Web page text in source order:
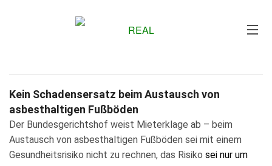
Kein Schadensersatz beim Austausch von
asbesthaltigen Fußböden
Der Bundesgerichtshof weist Mieterklage ab – beim
Austausch von asbesthaltigen Fußböden sei mit einem
Gesundheitsrisiko nicht zu rechnen, das Risiko sei nur um